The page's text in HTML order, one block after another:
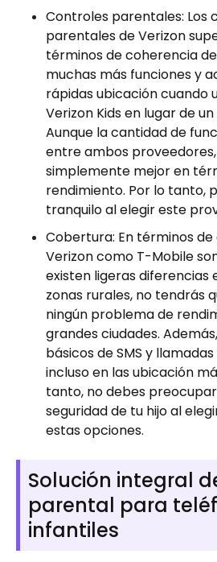
Controles parentales: Los
parentales de Verizon
términos de coherencia
muchas más funciones y
rápidas ubicación cuando
Verizon Kids en lugar de
Aunque la cantidad de
entre ambos
simplemente mejor en
rendimiento. Por lo tanto,
tranquilo al elegir este
Cobertura: En términos
Verizon como T-Mobile
existen ligeras diferencias
zonas rurales, no tendrás
ningún problema de
grandes ciudades.
básicos de SMS y
incluso en las ubicación
tanto, no debes
seguridad de tu hijo al
estas opciones.
Solución integral
parental para
infantiles